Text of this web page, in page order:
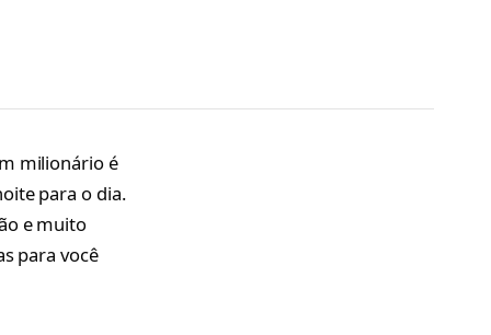
milionário é
para o dia.
e muito
para você